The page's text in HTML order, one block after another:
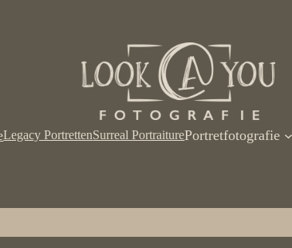
Legacy PortrettenSurreal PortraiturePortretfotografie